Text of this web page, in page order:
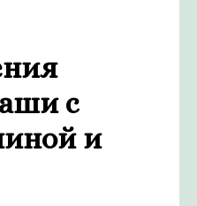
с
и